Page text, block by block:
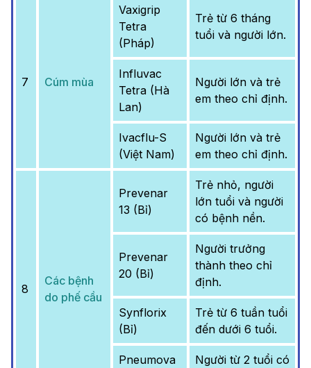
7 Cúm mùa
Vaxigrip
Tetra
(Pháp)
Trẻ từ 6 tháng
tuổi và người lớn.
Influvac
Tetra (Hà
Lan)
Người lớn và trẻ
em theo chỉ định.
Ivacflu-S
(Việt Nam)
Người lớn và trẻ
em theo chỉ định.
8
Các bệnh
do phế cầu
Prevenar
13 (Bỉ)
Trẻ nhỏ, người
lớn tuổi và người
có bệnh nền.
Prevenar
20 (Bỉ)
Người trưởng
thành theo chỉ
định.
Synflorix
(Bỉ)
Trẻ từ 6 tuần tuổi
đến dưới 6 tuổi.
Pneumova
Người từ 2 tuổi có